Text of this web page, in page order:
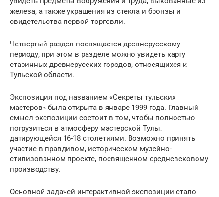
железа, а также украшения из стекла и бронзы и
свидетельства первой торговли.
Четвертый раздел посвящается древнерусскому
периоду, при этом в разделе можно увидеть карту
старинных древнерусских городов, относящихся к
Тульской области.
Экспозиция под названием «Секреты тульских
мастеров» была открыта в январе 1999 года. Главный
смысл экспозиции состоит в том, чтобы полностью
погрузиться в атмосферу мастерской Тулы,
датирующейся 16-18 столетиями. Возможно принять
участие в правдивом, историческом музейно-
стилизованном проекте, посвященном средневековому
производству.
Основной задачей интерактивной экспозиции стало